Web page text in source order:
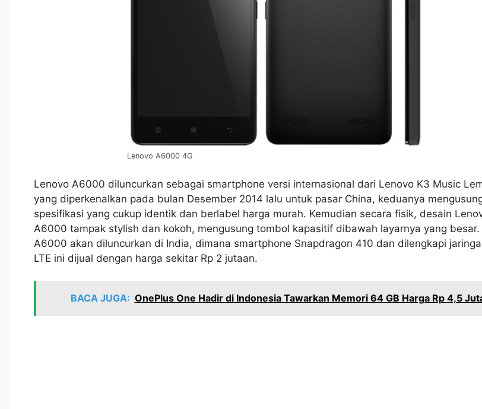
Lenovo A6000 4G
Lenovo A6000 diluncurkan sebagai smartphone versi internasional dari Lenovo K3 Music
yang diperkenalkan pada bulan Desember 2014 lalu untuk pasar China, keduanya
spesifikasi yang cukup identik dan berlabel harga murah. Kemudian secara fisik, desain
A6000 tampak stylish dan kokoh, mengusung tombol kapasitif dibawah layarnya yang besar.
A6000 akan diluncurkan di India, dimana smartphone Snapdragon 410 dan dilengkapi
LTE ini dijual dengan harga sekitar Rp 2 jutaan.
BACA JUGA: OnePlus One Hadir di Indonesia Tawarkan Memori 64 GB Harga Rp 4,5